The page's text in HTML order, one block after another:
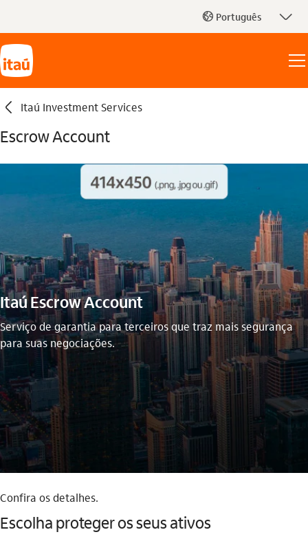
globo_outline Português seta_baixo
seta_esquerda Itaú Investment Services
Escrow Account
Itaú Escrow Account
Serviço de garantia para terceiros que traz mais segurança
para suas negociações.
Confira os detalhes.
Escolha proteger os seus ativos